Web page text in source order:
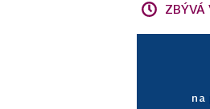
ZBÝVÁ
na